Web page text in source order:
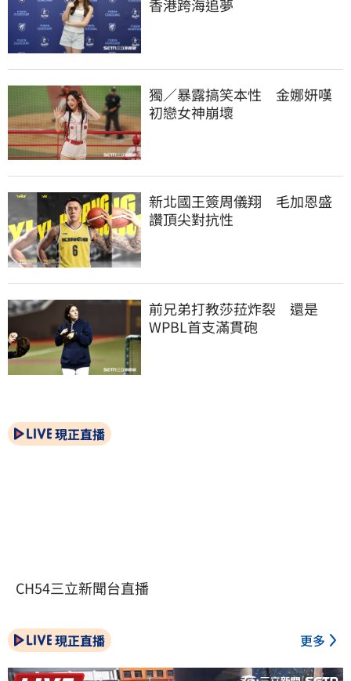
香港跨海追夢
獨／暴露搞笑本性　金娜妍嘆
初戀女神崩壞
新北國王簽周儀翔　毛加恩盛
讚頂尖對抗性
前兄弟打教莎菈炸裂　還是
WPBL首支滿貫砲
現正直播
CH54三立新聞台直播
現正直播 更多